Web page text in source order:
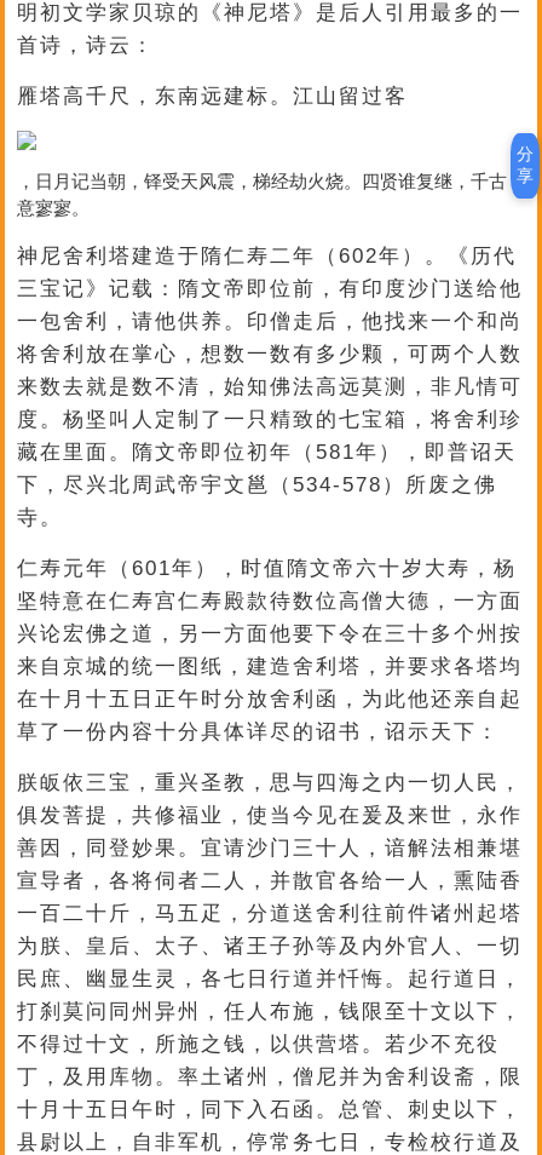
明初文学家贝琼的《神尼塔》是后人引用最多的一
首诗，诗云：
雁塔高千尺，东南远建标。江山留过客
，日月记当朝，铎受天风震，梯经劫火烧。四贤谁复继，千古
意寥寥。
神尼舍利塔建造于隋仁寿二年（602年）。《历代
三宝记》记载：隋文帝即位前，有印度沙门送给他
一包舍利，请他供养。印僧走后，他找来一个和尚
将舍利放在掌心，想数一数有多少颗，可两个人数
来数去就是数不清，始知佛法高远莫测，非凡情可
度。杨坚叫人定制了一只精致的七宝箱，将舍利珍
藏在里面。隋文帝即位初年（581年），即普诏天
下，尽兴北周武帝宇文邕（534-578）所废之佛
寺。
仁寿元年（601年），时值隋文帝六十岁大寿，杨
坚特意在仁寿宫仁寿殿款待数位高僧大德，一方面
兴论宏佛之道，另一方面他要下令在三十多个州按
来自京城的统一图纸，建造舍利塔，并要求各塔均
在十月十五日正午时分放舍利函，为此他还亲自起
草了一份内容十分具体详尽的诏书，诏示天下：
朕皈依三宝，重兴圣教，思与四海之内一切人民，
俱发菩提，共修福业，使当今见在爰及来世，永作
善因，同登妙果。宜请沙门三十人，谙解法相兼堪
宣导者，各将伺者二人，并散官各给一人，熏陆香
一百二十斤，马五疋，分道送舍利往前件诸州起塔
为朕、皇后、太子、诸王子孙等及内外官人、一切
民庶、幽显生灵，各七日行道并忏悔。起行道日，
打刹莫问同州异州，任人布施，钱限至十文以下，
不得过十文，所施之钱，以供营塔。若少不充役
丁，及用库物。率土诸州，僧尼并为舍利设斋，限
十月十五日午时，同下入石函。总管、刺史以下，
县尉以上，自非军机，停常务七日，专检校行道及
分
享